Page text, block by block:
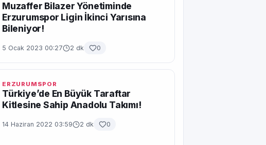
Muzaffer Bilazer Yönetiminde
Erzurumspor Ligin İkinci Yarısına
Bileniyor!
5 Ocak 2023 00:27 2 dk 0
ERZURUMSPOR
Türkiye’de En Büyük Taraftar
Kitlesine Sahip Anadolu Takımı!
14 Haziran 2022 03:59 2 dk 0